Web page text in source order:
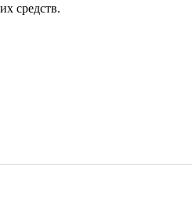
средств.